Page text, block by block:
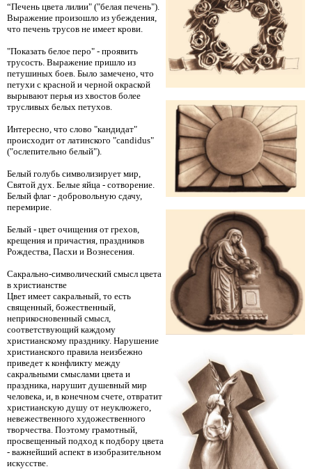
“Печень цвета лилии" ("белая печень").
Выражение произошло из убеждения,
что печень трусов не имеет крови.
"Показать белое перо" - проявить
трусость. Выражение пришло из
петушиных боев. Было замечено, что
петухи с красной и черной окраской
вырывают перья из хвостов более
трусливых белых петухов.
Интересно, что слово "кандидат"
происходит от латинского "candidus"
("ослепительно белый").
Белый голубь символизирует мир,
Святой дух. Белые яйца - сотворение.
Белый флаг - добровольную сдачу,
перемирие.
Белый - цвет очищения от грехов,
крещения и причастия, праздников
Рождества, Пасхи и Вознесения.
Сакрально-символический смысл цвета
в христианстве
Цвет имеет сакральный, то есть
священный, божественный,
неприкосновенный смысл,
соответствующий каждому
христианскому празднику. Нарушение
христианского правила неизбежно
приведет к конфликту между
сакральными смыслами цвета и
праздника, нарушит душевный мир
человека, и, в конечном счете, отвратит
христианскую душу от неуклюжего,
невежественного художественного
творчества. Поэтому грамотный,
просвещенный подход к подбору цвета
- важнейший аспект в изобразительном
искусстве.